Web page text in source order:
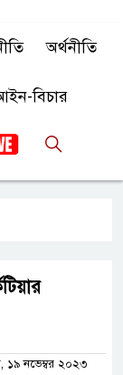
অর্থনীতি
বিচার
১৯ নভেম্বর ২০২৩